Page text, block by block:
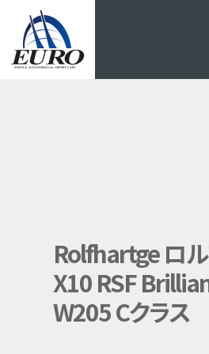
Rolfhartge ロ
X10 RSF
W205 Cクラス